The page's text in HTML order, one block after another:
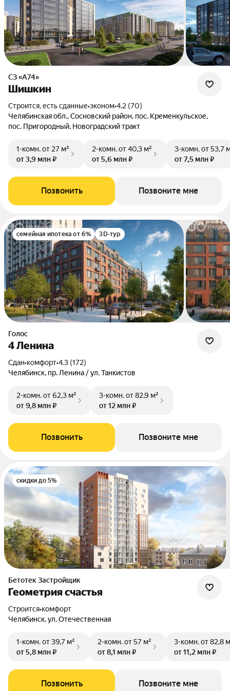
СЗ «А74»
Шишкин
Строится, есть сданные•эконом•4.2 (70)
Челябинская обл., Сосновский район, пос. Кременкульское,
пос. Пригородный, Новоградский тракт
1-комн.от 27 м²
от 3,9 млн ₽
2-комн.от 40,3 м²
от 5,6 млн ₽
3-комн.от 53,7
от 7,5 млн ₽
Позвонить Позвоните мне
семейная ипотека от 6% 3D-тур
Голос
4 Ленина
Сдан•комфорт•4.3 (172)
Челябинск, пр. Ленина / ул. Танкистов
2-комн.от 62,3 м²
от 9,8 млн ₽
3-комн.от 82,9 м²
от 12 млн ₽
Позвонить Позвоните мне
скидки до 5%
Бетотек Застройщик
Геометрия счастья
Строится•комфорт
Челябинск, ул. Отечественная
1-комн.от 39,7 м²
от 5,8 млн ₽
2-комн.от 57 м²
от 8,1 млн ₽
3-комн.от 82,8
от 11,2 млн ₽
Позвонить Позвоните мне